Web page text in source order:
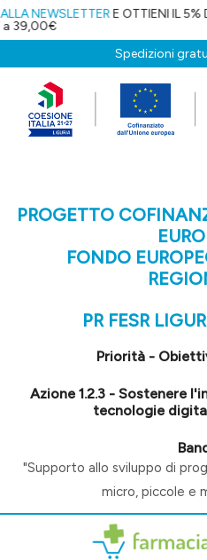
E OTTIENI IL 5% DI
Spedizioni
PROGETTO
FONDO
PR FESR
Priorità -
Azione 1.2.3 - Sostenere
tecnologie
"Supporto allo sviluppo di
micro, piccole e